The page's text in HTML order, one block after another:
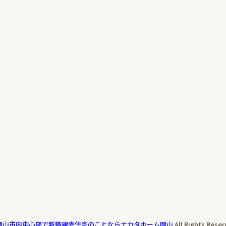
山市内中心部で新築建売住宅のことならナカタホーム岡山 All Rights